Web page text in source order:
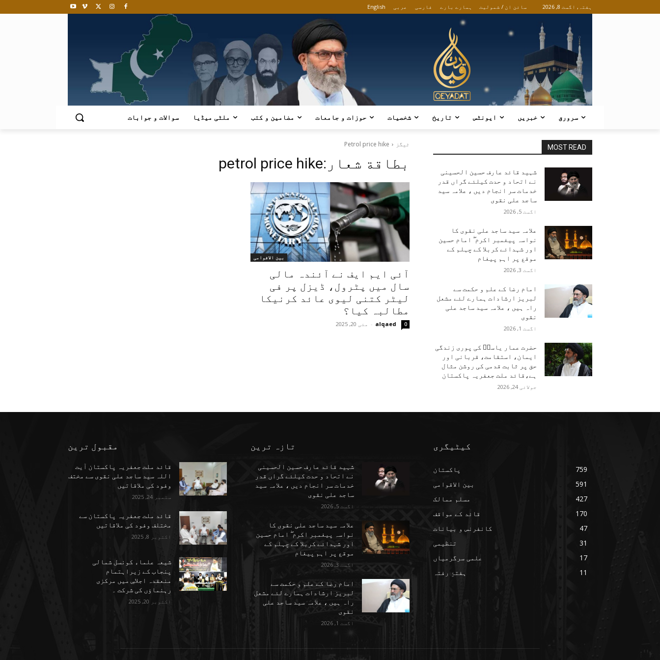
ہفتہ, اگست 8, 2026 سائن ان / شمولیت English عربی فارسی ہمارے بارے
سرورق خبریں ایونٹس تاریخ شخصیات حوزات و جامعات مضامین و کتب ملٹی میڈیا سوالات و جوابات
ٹیگز Petrol price hike
بطاقة شعار:petrol price hike
بین الاقوامی
آئی ایم ایف نے آئندہ مالی
سال میں پٹرول، ڈیزل پر فی
لیٹر کتنی لیوی عائد کرنیکا
مطالبہ کیا؟
alqaed
- مئی 20, 2025 0
MOST READ
شہید قائد عارف حسین الحسینی
نے اتحاد و حدت کیلئے گراں قدر
خدمات سر انجام دیں ، علامہ سید
ساجد علی نقوی
اگست 5, 2026
علامہ سید ساجد علی نقوی کا
نواسہ پیغمبر اکرم ۖ امام حسین
اور شہدائے کربلا کے چہلم کے
موقع پر اہم پیغام
اگست 3, 2026
امام رضا کے علم و حکمت سے
لبریز ارشادات ہمارے لئے مشعل
راہ ہیں ، علامہ سید ساجد علی
نقوی
اگست 1, 2026
حضرت عمار یاسرؑ کی پوری زندگی
ایمان، استقامت، قربانی اور
حق پر ثابت قدمی کی روشن مثال
ہے،قائد ملت جعفریہ پاکستان
جولائی 24, 2026
مقبول ترین
قائد ملت جعفریہ پاکستان آیت
اللہ سید ساجد علی نقوی سے مختف
وفود کی ملاقاتیں
ستمبر 24, 2025
قائد ملت جعفریہ پاکستان سے
مختلف وفود کی ملاقاتیں
اکتوبر 8, 2025
شیعہ علماء کونسل شمالی
پنجاب کے زیراہتمام
منعقدہ اجلاسِ میں مرکزی
رہنماؤں کی شرکت ۔
اکتوبر 20, 2025
تازہ ترین
شہید قائد عارف حسین الحسینی
نے اتحاد و حدت کیلئے گراں قدر
خدمات سر انجام دیں ، علامہ سید
ساجد علی نقوی
اگست 5, 2026
علامہ سید ساجد علی نقوی کا
نواسہ پیغمبر اکرم ۖ امام حسین
اور شہدائے کربلا کے چہلم کے
موقع پر اہم پیغام
اگست 3, 2026
امام رضا کے علم و حکمت سے
لبریز ارشادات ہمارے لئے مشعل
راہ ہیں ، علامہ سید ساجد علی
نقوی
اگست 1, 2026
کیٹیگری
پاکستان
759
بین الاقوامی
591
مسلم ممالک
427
قائد کے مواقف
170
کانفرنس و بیانات
47
تنظیمی
31
علمی سرگرمیاں
17
ہفتۂِ رفتہ
11